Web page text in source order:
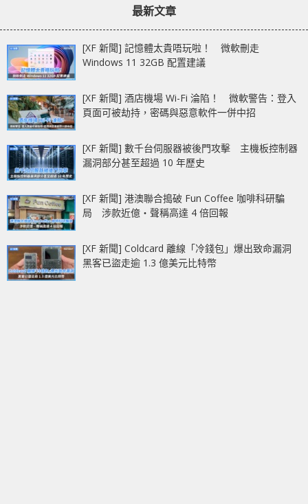
最新文章
[XF 新聞] 記憶體太貴唔玩啦！ 微軟刪走
Windows 11 32GB 配置建議
[XF 新聞] 酒店機場 Wi-Fi 淪陷！ 微軟警告：登入
頁面可被劫持，密碼與惡意軟件一併中招
[XF 新聞] 數千台伺服器被後門攻擊 主機板控制器
漏洞部分甚至超過 10 年歷史
[XF 新聞] 港澳聯合搗破 Fun Coffee 咖啡科研騙
局 涉款近億‧聲稱高達 4 倍回報
[XF 新聞] Coldcard 離線「冷錢包」爆出致命漏洞
黑客已盜走逾 1.3 億美元比特幣